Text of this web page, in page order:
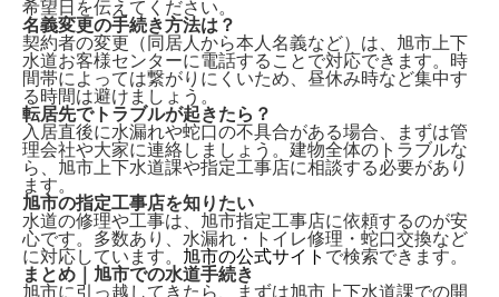
希望日を伝えてください。
名義変更の手続き方法は？
契約者の変更（同居人から本人名義など）は、 旭市上下
水道お客様センターに電話することで対応できます。時
間帯によっては繋がりにくいため、昼休み時など集中す
る時間は避けましょう。
転居先でトラブルが起きたら？
入居直後に水漏れや蛇口の不具合がある場合、まずは管
理会社や大家に連絡しましょう。建物全体のトラブルな
ら、旭市上下水道課や指定工事店に相談する必要があり
ます。
旭市の指定工事店を知りたい
水道の修理や工事は、 旭市指定工事店に依頼するのが安
心です。多数あり、水漏れ・トイレ修理・蛇口交換など
に対応しています。 旭市の公式サイト で検索できます。
まとめ｜旭市での水道手続き
旭市に引っ越してきたら、まずは旭市上下水道課での開